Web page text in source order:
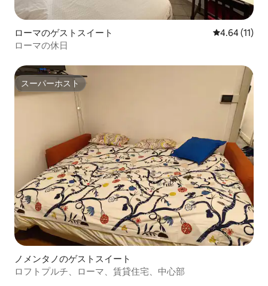
ローマのゲストスイート レビュー11
4.64 (11)
ローマの休日
スーパーホスト
スーパーホスト
ノメンタノのゲストスイート
ロフトプルチ、ローマ、賃貸住宅、中心部